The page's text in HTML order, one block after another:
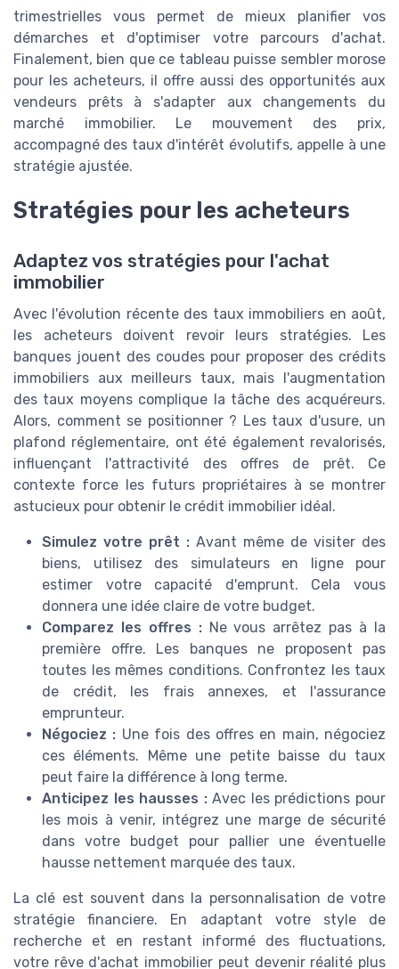
trimestrielles vous permet de mieux planifier vos
démarches et d'optimiser votre parcours d'achat.
Finalement, bien que ce tableau puisse sembler morose
pour les acheteurs, il offre aussi des opportunités aux
vendeurs prêts à s'adapter aux changements du
marché immobilier. Le mouvement des prix,
accompagné des taux d'intérêt évolutifs, appelle à une
stratégie ajustée.
Stratégies pour les acheteurs
Adaptez vos stratégies pour l'achat
immobilier
Avec l'évolution récente des taux immobiliers en août,
les acheteurs doivent revoir leurs stratégies. Les
banques jouent des coudes pour proposer des crédits
immobiliers aux meilleurs taux, mais l'augmentation
des taux moyens complique la tâche des acquéreurs.
Alors, comment se positionner ? Les taux d'usure, un
plafond réglementaire, ont été également revalorisés,
influençant l'attractivité des offres de prêt. Ce
contexte force les futurs propriétaires à se montrer
astucieux pour obtenir le crédit immobilier idéal.
Simulez votre prêt : Avant même de visiter des
biens, utilisez des simulateurs en ligne pour
estimer votre capacité d'emprunt. Cela vous
donnera une idée claire de votre budget.
Comparez les offres :Ne vous arrêtez pas à la
première offre. Les banques ne proposent pas
toutes les mêmes conditions. Confrontez les taux
de crédit, les frais annexes, et l'assurance
emprunteur.
Négociez : Une fois des offres en main, négociez
ces éléments. Même une petite baisse du taux
peut faire la différence à long terme.
Anticipez les hausses :Avec les prédictions pour
les mois à venir, intégrez une marge de sécurité
dans votre budget pour pallier une éventuelle
hausse nettement marquée des taux.
La clé est souvent dans la personnalisation de votre
stratégie financiere. En adaptant votre style de
recherche et en restant informé des fluctuations,
votre rêve d'achat immobilier peut devenir réalité plus